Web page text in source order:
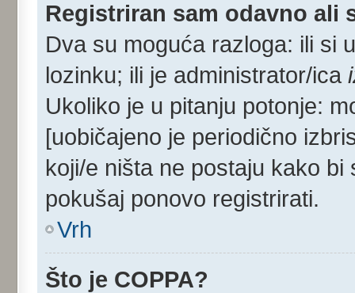
Registriran sam odavno ali
Dva su moguća razloga: ili si
lozinku; ili je administrator/ica
Ukoliko je u pitanju potonje:
[uobičajeno je periodično
koji/e ništa ne postaju kako
pokušaj ponovo registrirati.
Vrh
Što je COPPA?